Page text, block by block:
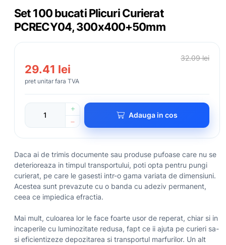
Set 100 bucati Plicuri Curierat
PCRECY04, 300x400+50mm
32.09 lei
29.41 lei
pret unitar fara TVA
Adauga in cos
Daca ai de trimis documente sau produse pufoase care nu se
deterioreaza in timpul transportului, poti opta pentru pungi
curierat, pe care le gasesti intr-o gama variata de dimensiuni.
Acestea sunt prevazute cu o banda cu adeziv permanent,
ceea ce impiedica efractia.
Mai mult, culoarea lor le face foarte usor de reperat, chiar si in
incaperile cu luminozitate redusa, fapt ce ii ajuta pe curieri sa-
si eficientizeze depozitarea si transportul marfurilor. Un alt